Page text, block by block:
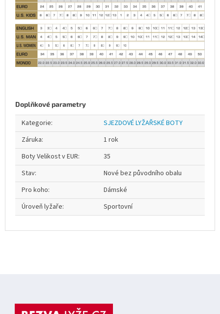
Doplňkové parametry
Kategorie:
SJEZDOVÉ LYŽAŘSKÉ BOTY
Záruka:
1 rok
Boty Velikost v EUR:
35
Stav:
Nové bez původního obalu
Pro koho:
Dámské
Úroveň lyžaře: Sportovní